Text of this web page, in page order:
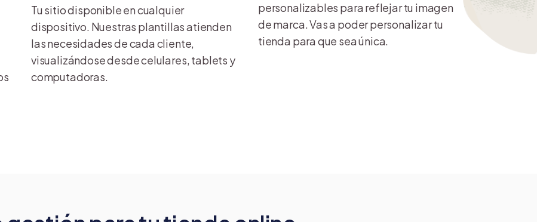
Tu sitio disponible en cualquier
dispositivo. Nuestras plantillas atienden
las necesidades de cada cliente,
visualizándose desde celulares, tablets y
computadoras.
personalizables para reflejar tu imagen
de marca. Vas a poder personalizar tu
tienda para que sea única.